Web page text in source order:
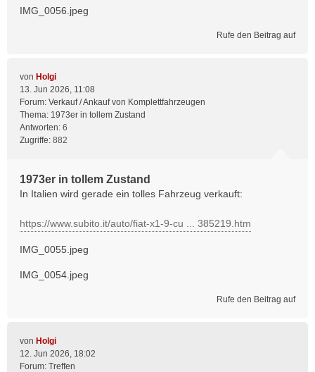
IMG_0056.jpeg
Rufe den Beitrag auf
von Holgi
13. Jun 2026, 11:08
Forum: Verkauf / Ankauf von Komplettfahrzeugen
Thema: 1973er in tollem Zustand
Antworten: 6
Zugriffe: 882
1973er in tollem Zustand
In Italien wird gerade ein tolles Fahrzeug verkauft:
https://www.subito.it/auto/fiat-x1-9-cu ... 385219.htm
IMG_0055.jpeg
IMG_0054.jpeg
Rufe den Beitrag auf
von Holgi
12. Jun 2026, 18:02
Forum: Treffen